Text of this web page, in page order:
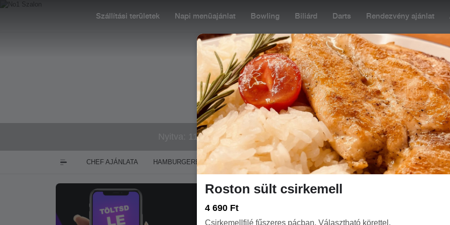
Szállítási területek Napi menüajánlat Bowling Biliárd Darts Rendezvény ajánlat
Nyitva: 11:00-02:00 Rendelés: 06:00-22:30 +36 20 477 5505
CHEF AJÁNLATA HAMBURGEREK SZÓSZOK / ÖNTETEK PIZZÁK (32-45CM) PIZZAKOSZORÚK
Roston sült csirkemell
4 690 Ft
Csirkemellfilé fűszeres pácban, Választható körettel.